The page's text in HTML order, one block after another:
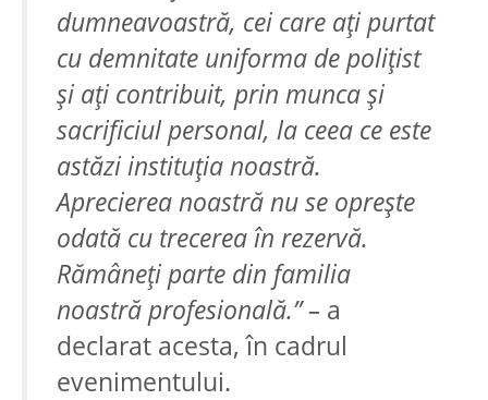
dumneavoastră, cei care ați purtat
cu demnitate uniforma de polițist
și ați contribuit, prin munca și
sacrificiul personal, la ceea ce este
astăzi instituția noastră.
Aprecierea noastră nu se oprește
odată cu trecerea în rezervă.
Rămâneți parte din familia
noastră profesională.” – a
declarat acesta, în cadrul
evenimentului.